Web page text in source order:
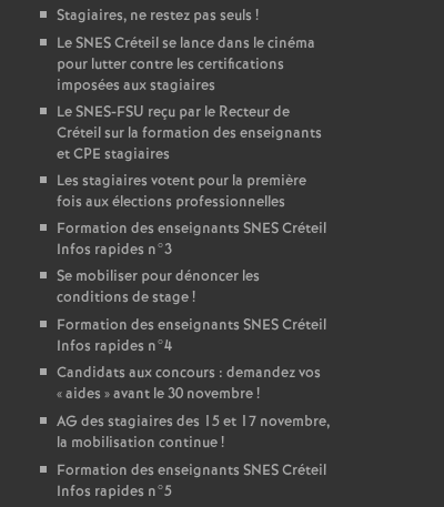
Stagiaires, ne restez pas seuls !
LeSNESCréteil se lance dans le cinéma
pour lutter contre les certifications
imposées aux stagiaires
LeSNES-FSU reçu par le Recteur de
Créteil sur la formation des enseignants
etCPE stagiaires
Les stagiaires votent pour la première
fois aux élections professionnelles
Formation des enseignants SNESCréteil
Infos rapides n°3
Se mobiliser pour dénoncer les
conditions de stage!
Formation des enseignants SNESCréteil
Infos rapides n°4
Candidats aux concours : demandez vos
«aides » avant le 30 novembre!
AG des stagiaires des 15 et 17 novembre,
la mobilisation continue!
Formation des enseignants SNESCréteil
Infos rapides n°5